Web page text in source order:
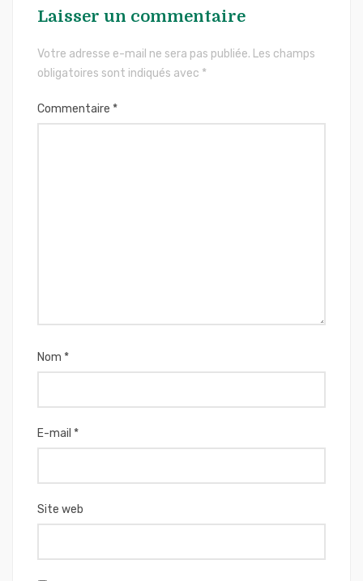
Laisser un commentaire
Votre adresse e-mail ne sera pas publiée. Les champs
obligatoires sont indiqués avec *
Commentaire *
Nom *
E-mail *
Site web